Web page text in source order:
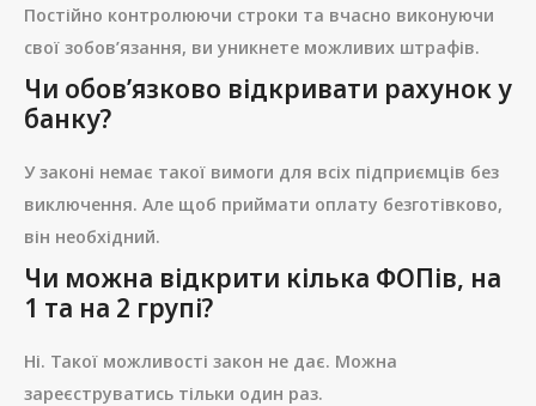
Постійно контролюючи строки та вчасно виконуючи
свої зобов’язання, ви уникнете можливих штрафів.
Чи обов’язково відкривати рахунок у
банку?
У законі немає такої вимоги для всіх підприємців без
виключення. Але щоб приймати оплату безготівково,
він необхідний.
Чи можна відкрити кілька ФОПів, на
1 та на 2 групі?
Ні. Такої можливості закон не дає. Можна
зареєструватись тільки один раз.